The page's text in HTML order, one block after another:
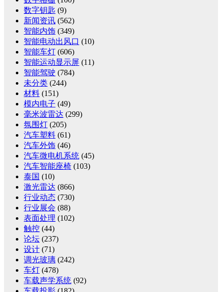
数字钥匙 (9)
新闻资讯 (562)
智能内饰 (349)
智能电动出风口 (10)
智能车灯 (606)
智能运动显示屏 (11)
智能驾驶 (784)
未分类 (244)
材料 (151)
模内电子 (49)
毫米波雷达 (299)
氛围灯 (205)
汽车塑料 (61)
汽车外饰 (46)
汽车微电机系统 (45)
汽车智能座椅 (103)
泰国 (10)
激光雷达 (866)
行业动态 (730)
行业展会 (88)
表面处理 (102)
触控 (44)
论坛 (237)
设计 (71)
调光玻璃 (242)
车灯 (478)
车载声学系统 (92)